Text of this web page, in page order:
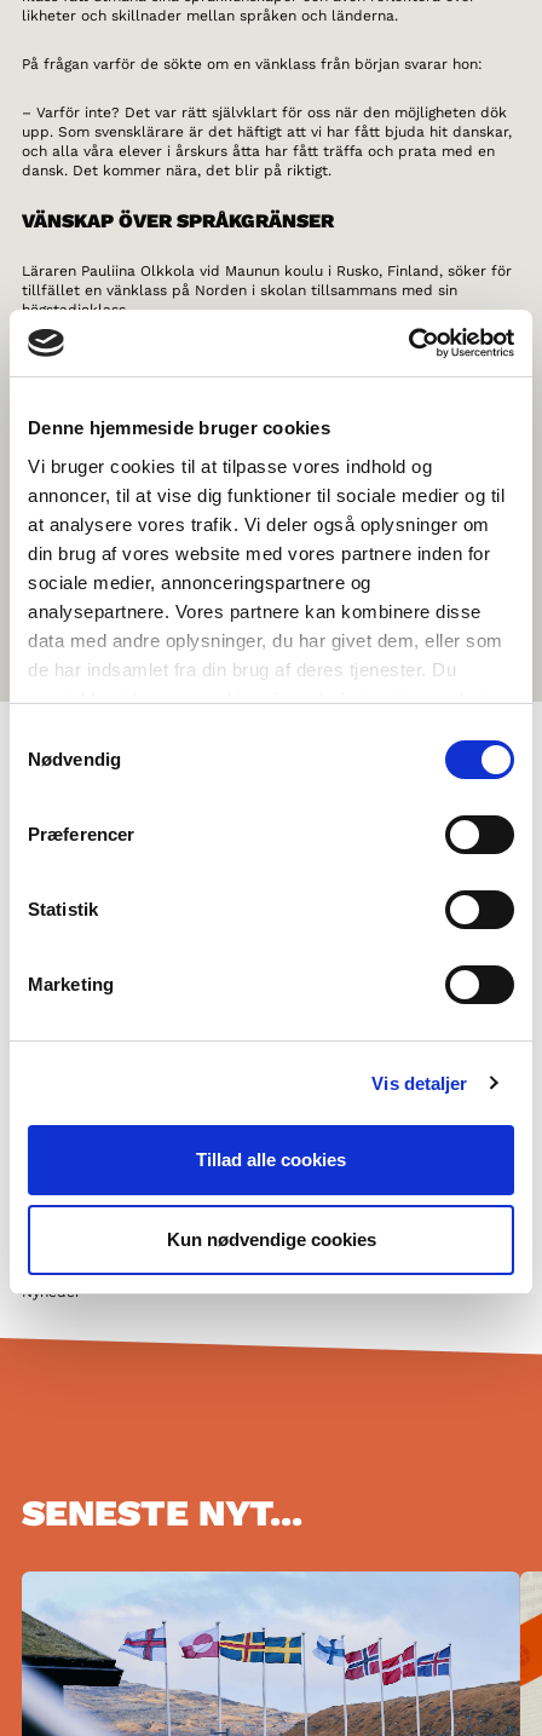
Denne hjemmeside bruger cookies
Vi bruger cookies til at tilpasse vores indhold og
annoncer, til at vise dig funktioner til sociale medier og til
at analysere vores trafik. Vi deler også oplysninger om
din brug af vores website med vores partnere inden for
sociale medier, annonceringspartnere og
analysepartnere. Vores partnere kan kombinere disse
data med andre oplysninger, du har givet dem, eller som
de har indsamlet fra din brug af deres tjenester. Du
samtykker til vores cookies, hvis du fortsætter med at
Nødvendig
Præferencer
Statistik
Marketing
Vis detaljer
Tillad alle cookies
Kun nødvendige cookies
Støttemuligheder
Flere nordiske undervisningsaktører
Privatlivspolitik og GDPR
Nyheder
likheter och skillnader mellan språken och länderna.
På frågan varför de sökte om en vänklass från början svarar hon:
– Varför inte? Det var rätt självklart för oss när den möjligheten dök
upp. Som svensklärare är det häftigt att vi har fått bjuda hit danskar,
och alla våra elever i årskurs åtta har fått träffa och prata med en
dansk. Det kommer nära, det blir på riktigt.
VÄNSKAP ÖVER SPRÅKGRÄNSER
Läraren Pauliina Olkkola vid Maunun koulu i Rusko, Finland, söker för
tillfället en vänklass på Norden i skolan tillsammans med sin
högstadieklass.
– Att lära känna ungdomar från ett annat land och att samarbeta
med dem är ett bra sätt att bli mer internationell. Eleverna är
Pauliina tycker att konceptet med en vänklass är både spännande
motiverade att öva sina kunskaper i svenska, och gärna med en klass
från Danmark! I och med samarbetet hoppas hon att eleverna ska se
och få större inblick i de skandinaviska språken. De hoppas också på
att hitta en vänklass de kan besöka för att få bekanta sig med
SENESTE NYT...